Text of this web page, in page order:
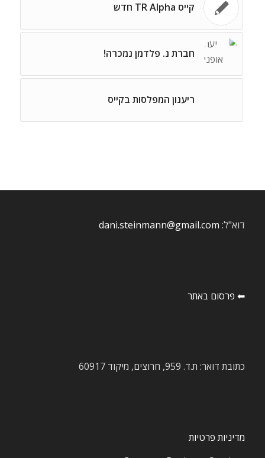
קייס TR Alpha חדש
חברת נ. פלדמן נמכרה!
ריענון המפלסות בקייס
דוא"ל: dani.steinmann@gmail.com
⬅ פרסום באתר
כתובת דואר: ת.ד. 959, חרוצים, מיקוד 60917
מדיניות פרטיות